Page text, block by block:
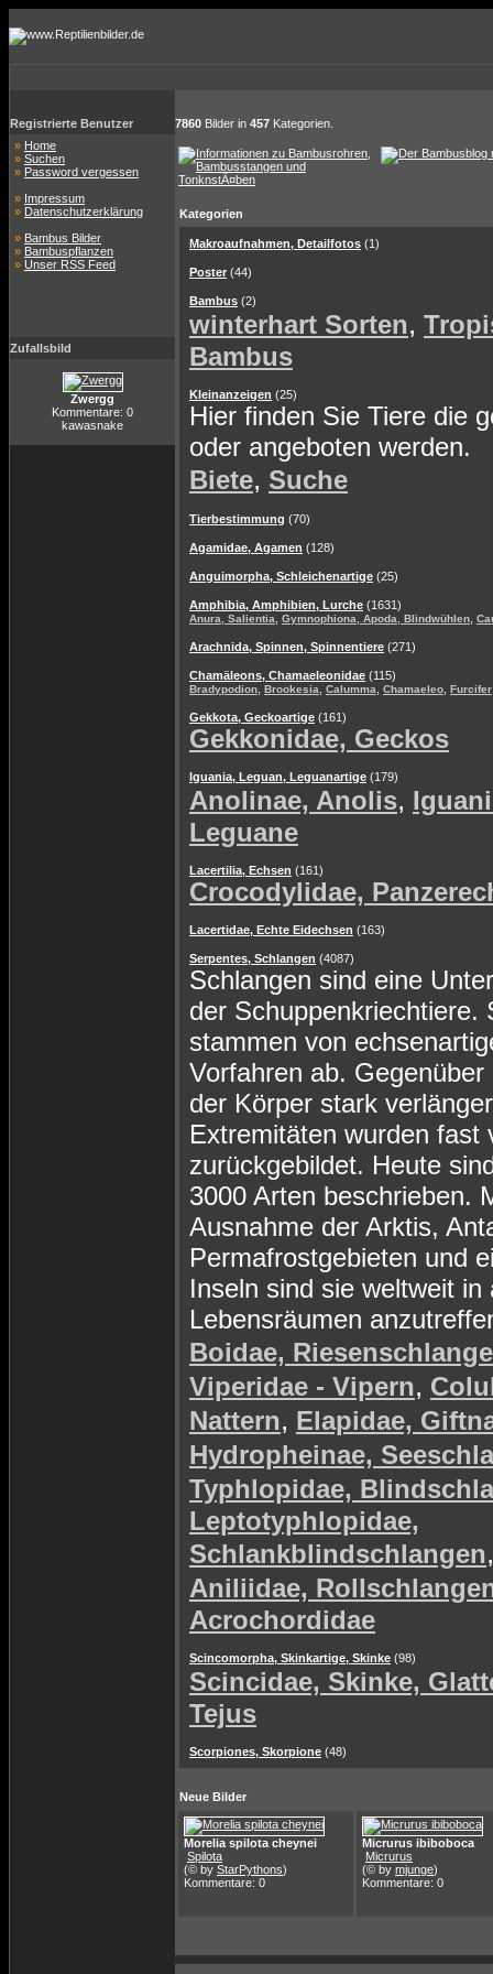
Registrierte Benutzer
» Home
» Suchen
» Password vergessen
» Impressum
» Datenschutzerklärung
» Bambus Bilder
» Bambuspflanzen
» Unser RSS Feed
Zufallsbild
Zwergg
Kommentare: 0
kawasnake
7860 Bilder in 457 Kategorien.
Kategorien
Makroaufnahmen, Detailfotos (1)
Poster (44)
Bambus (2)
winterhart Sorten,
Bambus
Kleinanzeigen (25)
Hier finden Sie Tiere die
oder angeboten werden.
Biete, Suche
Tierbestimmung (70)
Agamidae, Agamen (128)
Anguimorpha, Schleichenartige (25)
Amphibia, Amphibien, Lurche (1631)
Anura, Salientia Gymnophiona, Apoda, Blindwühlen
Arachnida, Spinnen, Spinnentiere (271)
Chamäleons, Chamaeleonidae (115)
Bradypodion Brookesia Calumma Chamaeleo Furcifer
Gekkota, Geckoartige (161)
Gekkonidae, Geckos
Iguania, Leguan, Leguanartige (179)
Anolinae, Anolis,
Leguane
Lacertilia, Echsen (161)
Crocodylidae,
Lacertidae, Echte Eidechsen (163)
Serpentes, Schlangen (4087)
Schlangen sind eine
der Schuppenkriechtiere.
stammen von
Vorfahren ab. Gegenüber
der Körper stark
Extremitäten wurden fast
zurückgebildet. Heute
3000 Arten beschrieben.
Ausnahme der Arktis,
Permafrostgebieten und
Inseln sind sie weltweit in
Lebensräumen
Boidae,
Viperidae - Vipern,
Nattern, Elapidae,
Hydropheinae,
Typhlopidae,
Leptotyphlopidae,
Schlankblindschlangen,
Aniliidae,
Acrochordidae
Scincomorpha, Skinkartige, Skinke (98)
Scincidae, Skinke,
Tejus
Scorpiones, Skorpione (48)
Neue Bilder
Morelia spilota cheynei
Spilota
(© by StarPythons)
Kommentare: 0
Micrurus ibiboboca
Micrurus
(© by mjunge)
Kommentare: 0